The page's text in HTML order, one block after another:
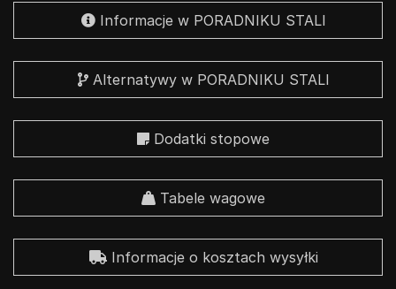
Informacje w PORADNIKU STALI
Alternatywy w PORADNIKU STALI
Dodatki stopowe
Tabele wagowe
Informacje o kosztach wysyłki